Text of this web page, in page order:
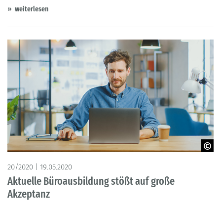
weiterlesen
© Gorodenkoff
20/2020 | 19.05.2020
Aktuelle Büroausbildung stößt auf große
Akzeptanz